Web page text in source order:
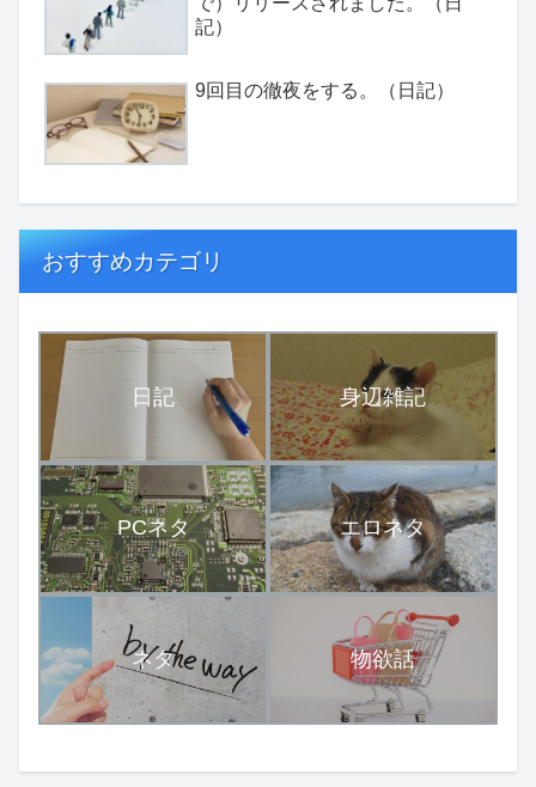
記）
9回目の徹夜をする。（日記）
おすすめカテゴリ
日記 身辺雑記
PCネタ エロネタ
ネタ 物欲話